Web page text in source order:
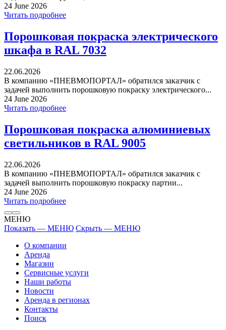
24 June 2026
Читать подробнее
Порошковая покраска электрического
шкафа в RAL 7032
22.06.2026
В компанию «ПНЕВМОПОРТАЛ» обратился заказчик с
задачей выполнить порошковую покраску электрического...
24 June 2026
Читать подробнее
Порошковая покраска алюминиевых
светильников в RAL 9005
22.06.2026
В компанию «ПНЕВМОПОРТАЛ» обратился заказчик с
задачей выполнить порошковую покраску партии...
24 June 2026
Читать подробнее
МЕНЮ
Показать — МЕНЮ Скрыть — МЕНЮ
О компании
Аренда
Магазин
Сервисные услуги
Наши работы
Новости
Аренда в регионах
Контакты
Поиск